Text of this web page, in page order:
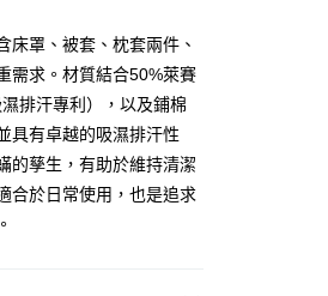
床罩、被套、枕套兩件、
需求。材質結合50%萊賽
排汗專利），以及鋪棉
具有卓越的吸濕排汗性
的孳生，有助於維持清潔
合於日常使用，也是追求